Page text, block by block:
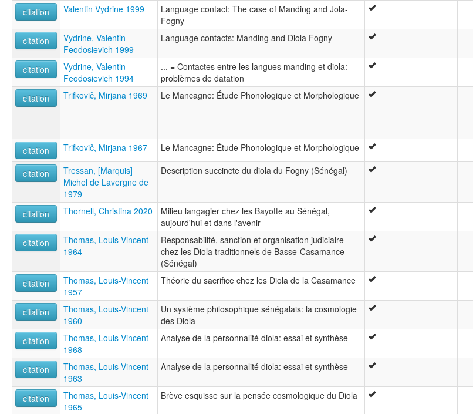
citation Valentin Vydrine 1999
Language contact: The case of Manding and Jola-
Fogny
citation
Vydrine, Valentin
Feodosievich 1999
Language contacts: Manding and Diola Fogny
citation
Vydrine, Valentin
Feodosievich 1994
... = Contactes entre les langues manding et diola:
problèmes de datation
citation Trifkovič, Mirjana 1969 Le Mancagne: Étude Phonologique et Morphologique
citation
Trifkovič, Mirjana 1967 Le Mancagne: Étude Phonologique et Morphologique
citation
Tressan, [Marquis]
Michel de Lavergne de
1979
Description succincte du diola du Fogny (Sénégal)
citation Thornell, Christina 2020
Milieu langagier chez les Bayotte au Sénégal,
aujourd'hui et dans l'avenir
citation
Thomas, Louis-Vincent
1964
Responsabilité, sanction et organisation judiciaire
chez les Diola traditionnels de Basse-Casamance
(Sénégal)
citation
Thomas, Louis-Vincent
1957
Théorie du sacrifice chez les Diola de la Casamance
citation
Thomas, Louis-Vincent
1960
Un système philosophique sénégalais: la cosmologie
des Diola
citation
Thomas, Louis-Vincent
1968
Analyse de la personnalité diola: essai et synthèse
citation
Thomas, Louis-Vincent
1963
Analyse de la personnalité diola: essai et synthèse
citation
Thomas, Louis-Vincent
1965
Brève esquisse sur la pensée cosmologique du Diola